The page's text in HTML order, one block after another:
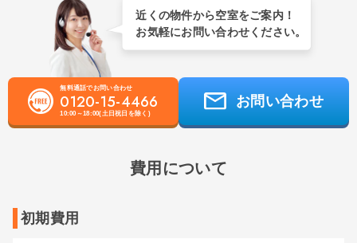
近くの物件から空室をご案内！
お気軽にお問い合わせください。
無料通話でお問い合わせ
0120-15-4466
10:00～18:00(土日祝日を除く)
お問い合わせ
費用について
初期費用